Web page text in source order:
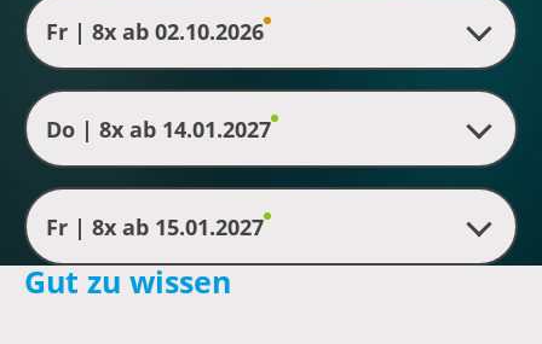
Fr | 8x ab 02.10.2026
Do | 8x ab 14.01.2027
Fr | 8x ab 15.01.2027
Gut zu wissen